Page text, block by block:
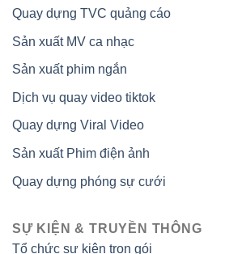
Quay dựng TVC quảng cáo
Sản xuất MV ca nhạc
Sản xuất phim ngắn
Dịch vụ quay video tiktok
Quay dựng Viral Video
Sản xuất Phim điện ảnh
Quay dựng phóng sự cưới
SỰ KIỆN & TRUYỀN THÔNG
Tổ chức sự kiện trọn gói